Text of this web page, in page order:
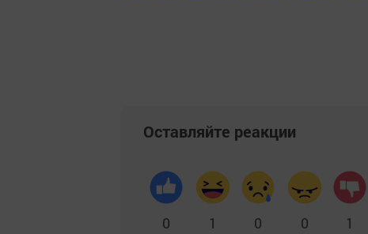
Оставляйте реакции
0 1 0 0 1